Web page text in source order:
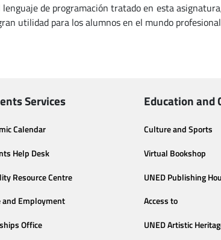
lenguaje de programación tratado en esta
utilidad para los alumnos en el mundo
Services
Calendar
Help Desk
Resource Centre
and Employment
Office
Education and
Culture and Sports
Virtual Bookshop
UNED Publishing
Access to
UNED Artistic